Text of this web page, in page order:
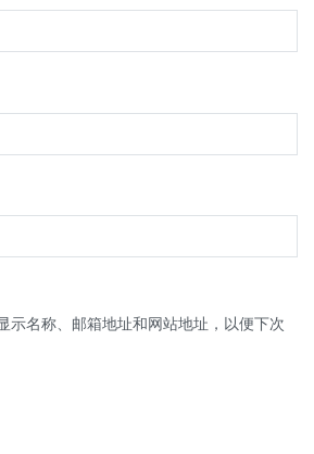
示名称、邮箱地址和网站地址，以便下次